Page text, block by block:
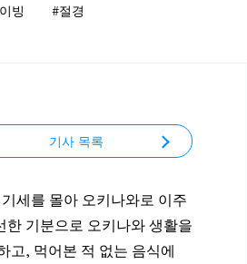
빙 #절경
기사 목록
세를 몰아 오키나와로 이주
한 기분으로 오키나와 생활을
고, 먹어본 적 없는 음식에